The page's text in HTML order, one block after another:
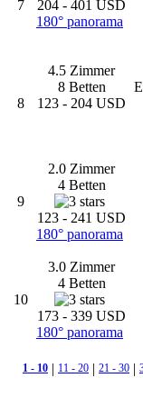
7
204 - 401 USD
180° panorama
8
4.5 Zimmer
8 Betten
123 - 204 USD
9
2.0 Zimmer
4 Betten
123 - 241 USD
180° panorama
10
3.0 Zimmer
4 Betten
173 - 339 USD
180° panorama
1 - 10 | 11 - 20 | 21 - 30 |